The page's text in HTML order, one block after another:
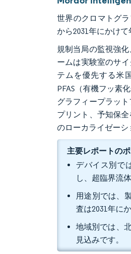
世界のクロマトグラ
から2031年にかけて
規制当局の監視強
ームは実験室のサ
テムを優先する米
PFAS（有機フッ素
グラフィープラッ
プリント、予知保
のローカライゼーシ
主要レポートの
デバイス別で
し、超臨界流
用途別では、
査は2031年に
地域別では、
見込みです。